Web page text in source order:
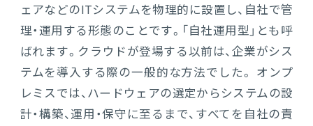
ェアなどのITシステムを物理的に設置し、自社で管
理・運用する形態のことです。「自社運用型」とも呼
ばれます。クラウドが登場する以前は、企業がシス
テムを導入する際の一般的な方法でした。 オンプ
レミスでは、ハードウェアの選定からシステムの設
計・構築、運用・保守に至るまで、すべてを自社の責